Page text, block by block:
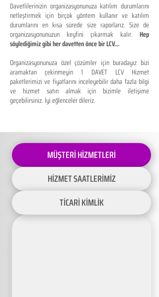
Davetlilerinizin organizasyonunuza katılım durumlarını
netleştirmek için birçok yöntem kullanır ve katılım
durumlarını en kısa sürede size raporlarız. Size de
organizasyonunuzun keyfini çıkarmak kalır. Hep
söylediğimiz gibi her davetten önce bir LCV...
Organizasyonunuza özel çözümler için buradayız bizi
aramaktan çekinmeyin 1 DAVET LCV Hizmet
paketlerimizi ve fiyatlarını inceleyebilir daha fazla bilgi
ve hizmet satın almak için bizimle iletişime
geçebilirsiniz. İyi eğlenceler dileriz.
MÜŞTERİ HİZMETLERİ
HİZMET SAATLERİMİZ
TİCARİ KİMLİK